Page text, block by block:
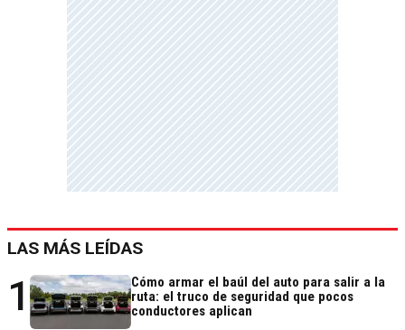
LAS MÁS LEÍDAS
1
Cómo armar el baúl del auto para salir a la
ruta: el truco de seguridad que pocos
conductores aplican